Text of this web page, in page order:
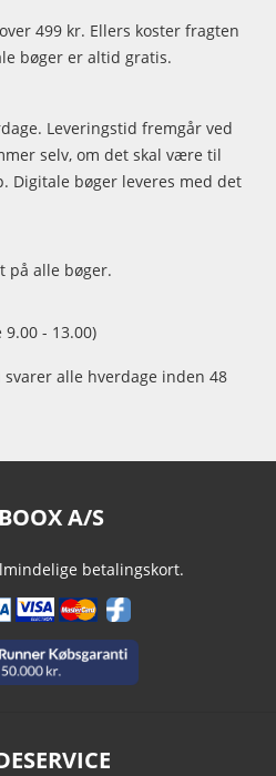
499 kr. Ellers koster fragten
bøger er altid gratis.
Leveringstid fremgår ved
selv, om det skal være til
Digitale bøger leveres med det
på alle bøger.
9.00 - 13.00)
svarer alle hverdage inden 48
A/S
betalingskort.